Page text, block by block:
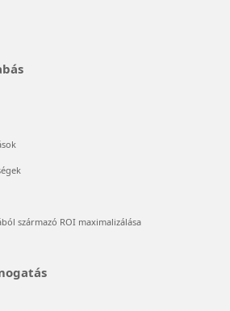
származó ROI maximalizálása